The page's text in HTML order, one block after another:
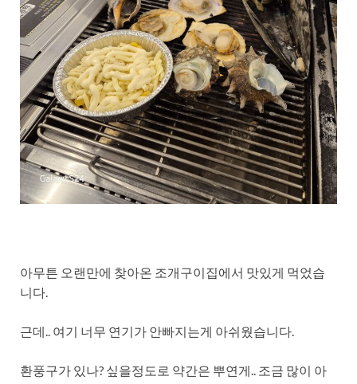
아무튼 오랜만에 찾아온 조개구이집에서 맛있게 먹었습
니다.
근데.. 여기 너무 연기가 안빠지는게 아쉬웠습니다.
환풍구가 있나? 싶을정도로 약간은 뿌연게.. 조금 많이 아